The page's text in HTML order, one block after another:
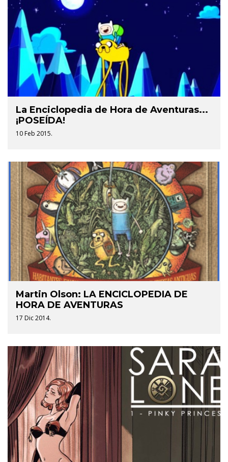
La Enciclopedia de Hora de Aventuras...
¡POSEÍDA!
10 Feb 2015.
Martin Olson: LA ENCICLOPEDIA DE
HORA DE AVENTURAS
17 Dic 2014.